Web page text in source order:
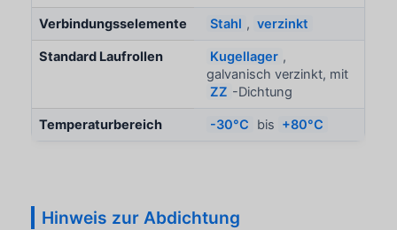
Verbindungsselemente Stahl , verzinkt
Standard Laufrollen Kugellager ,
galvanisch verzinkt, mit
ZZ -Dichtung
Temperaturbereich -30°C bis +80°C
Hinweis zur Abdichtung